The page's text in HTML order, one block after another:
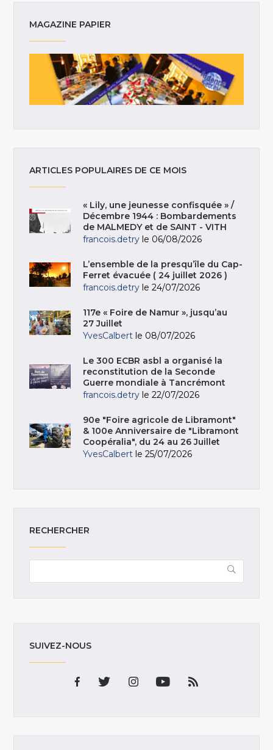
MAGAZINE PAPIER
ARTICLES POPULAIRES DE CE MOIS
« Lily, une jeunesse confisquée » /
Décembre 1944 : Bombardements
de MALMEDY et de SAINT - VITH
francois.detry le 06/08/2026
L’ensemble de la presqu’île du Cap-
Ferret évacuée ( 24 juillet 2026 )
francois.detry le 24/07/2026
117e « Foire de Namur », jusqu’au
27 Juillet
YvesCalbert le 08/07/2026
Le 300 ECBR asbl a organisé la
reconstitution de la Seconde
Guerre mondiale à Tancrémont
francois.detry le 22/07/2026
90e "Foire agricole de Libramont"
& 100e Anniversaire de "Libramont
Coopéralia", du 24 au 26 Juillet
YvesCalbert le 25/07/2026
RECHERCHER
SUIVEZ-NOUS